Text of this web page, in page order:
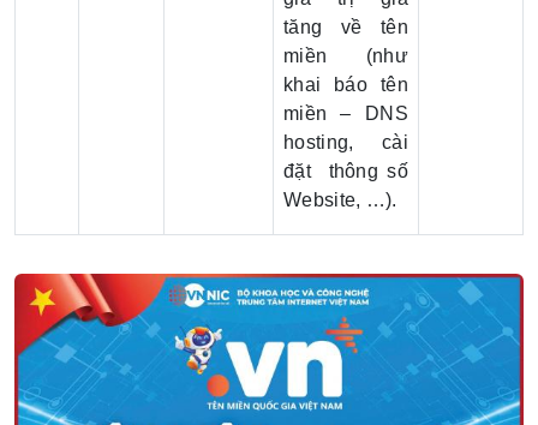
tăng về tên
miền (như
khai báo tên
miền – DNS
hosting, cài
đặt thông số
Website, …).